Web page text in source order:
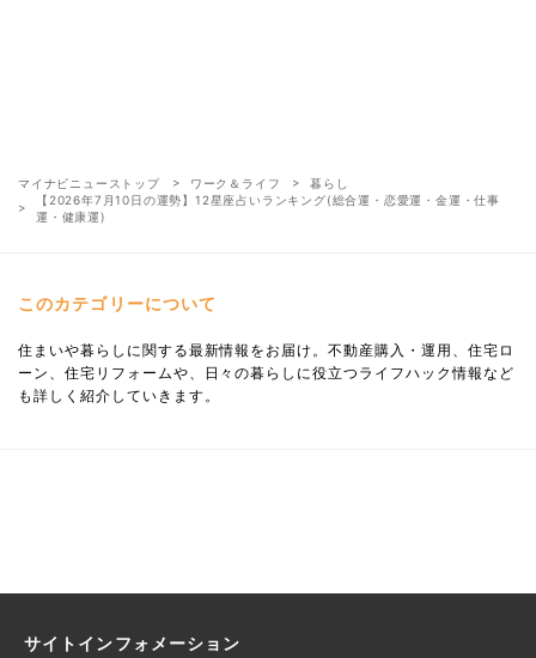
マイナビニューストップ ワーク＆ライフ
暮らし
【2026年7月10日の運勢】12星座占いランキング(総合運・恋愛運・金運・仕事
運・健康運)
このカテゴリーについて
住まいや暮らしに関する最新情報をお届け。不動産購入・運用、住宅ロ
ーン、住宅リフォームや、日々の暮らしに役立つライフハック情報など
も詳しく紹介していきます。
サイトインフォメーション